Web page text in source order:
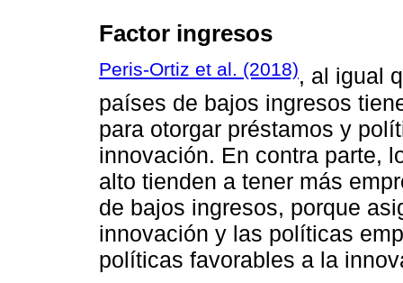
Factor ingresos
Peris-Ortiz et al. (2018), al igual
países de bajos ingresos
para otorgar préstamos y
innovación. En contra parte,
alto tienden a tener más
de bajos ingresos, porque
innovación y las políticas
políticas favorables a la